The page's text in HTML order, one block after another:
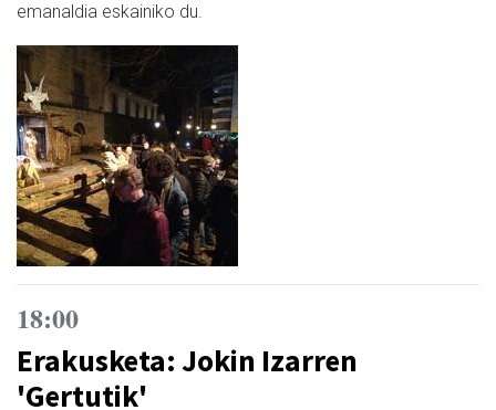
emanaldia eskainiko du.
18:00
Erakusketa: Jokin Izarren
'Gertutik'